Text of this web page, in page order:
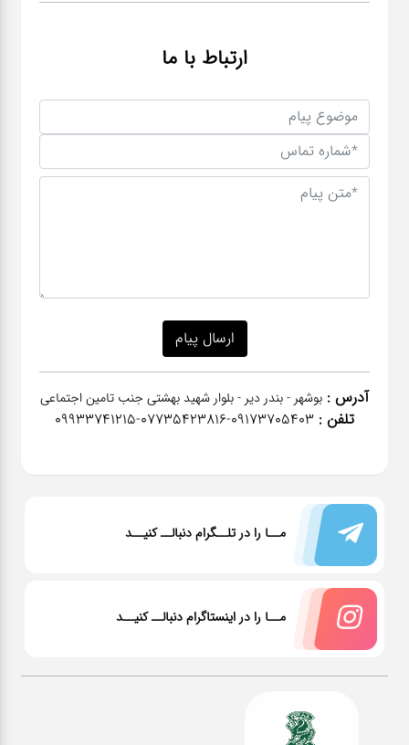
ارتباط با ما
آدرس : بوشهر - بندر دیر - بلوار شهید بهشتی جنب تامین اجتماعی
تلفن : ٠٩١٧٣٧٠٥٤٠٣-07735423816-09933741215
مــا را در تلــگرام دنبالــ کنیــد
مــا را در اینستاگرام دنبالــ کنیــد